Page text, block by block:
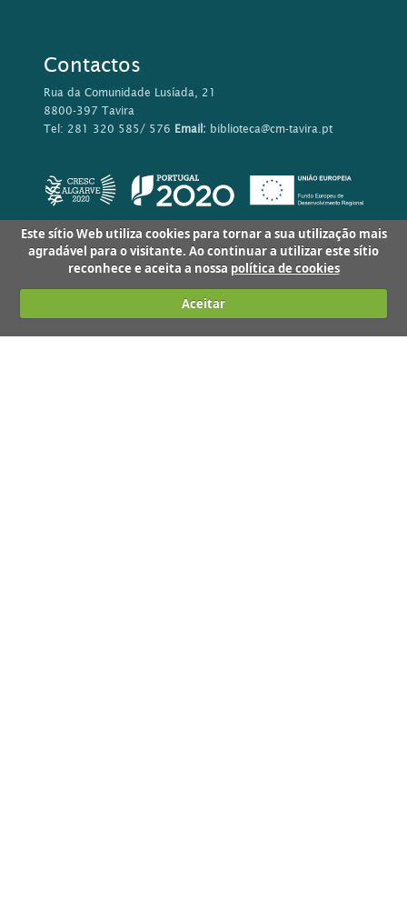
Contactos
Rua da Comunidade Lusíada, 21
8800-397 Tavira
Tel: 281 320 585/ 576 Email: biblioteca@cm-tavira.pt
Este sítio Web utiliza cookies para tornar a sua utilização mais
agradável para o visitante. Ao continuar a utilizar este sítio
reconhece e aceita a nossa política de cookies
Aceitar